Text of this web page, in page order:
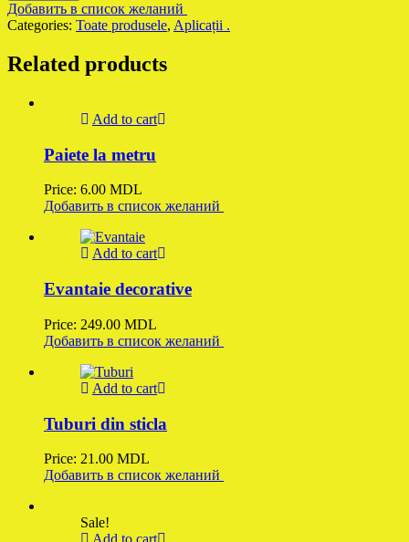
Добавить в список желаний
Categories: Toate produsele, Aplicații .
Related products
Add to cart
Paiete la metru
Price: 6.00 MDL
Добавить в список желаний
Add to cart
Evantaie decorative
Price: 249.00 MDL
Добавить в список желаний
Add to cart
Tuburi din sticla
Price: 21.00 MDL
Добавить в список желаний
Sale!